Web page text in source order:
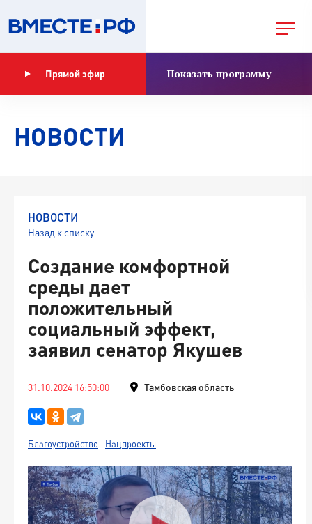
Прямой эфир Показать программу
НОВОСТИ
НОВОСТИ
Назад к списку
Создание комфортной
среды дает
положительный
социальный эффект,
заявил сенатор Якушев
31.10.2024 16:50:00 Тамбовская область
Благоустройство Нацпроекты